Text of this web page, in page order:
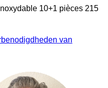
10+1 pièces 215
van